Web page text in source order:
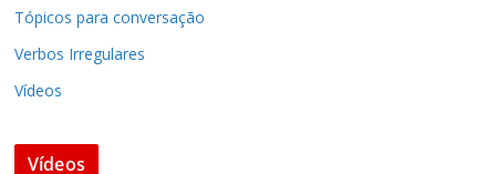
Tópicos para conversação
Verbos Irregulares
Vídeos
Vídeos